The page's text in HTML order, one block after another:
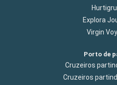
Explora
Virgin
Porto de
Cruzeiros
Cruzeiros